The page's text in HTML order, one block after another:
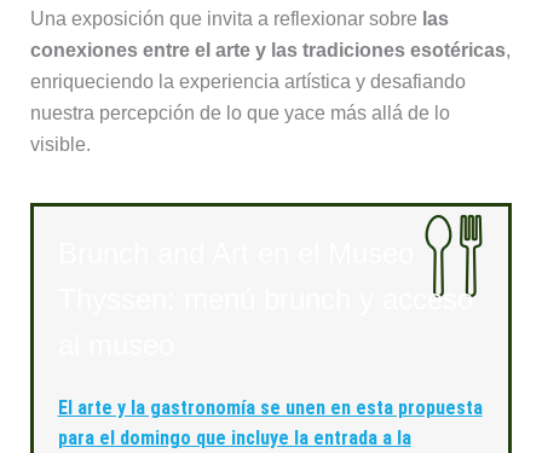
Una exposición que invita a reflexionar sobre las
conexiones entre el arte y las tradiciones esotéricas,
enriqueciendo la experiencia artística y desafiando
nuestra percepción de lo que yace más allá de lo
visible.
Thyssen: menú brunch y acceso
El arte y la gastronomía se unen en esta propuesta
para el domingo que incluye la entrada a la